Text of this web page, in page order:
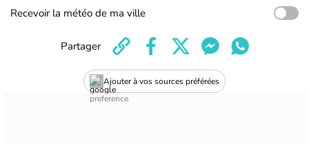
Recevoir la météo de ma ville
Ajouter à vos sources préférées
Partager